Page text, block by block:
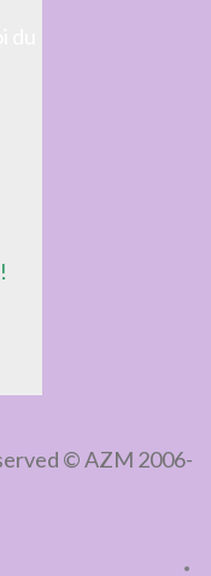
© AZM 2006-